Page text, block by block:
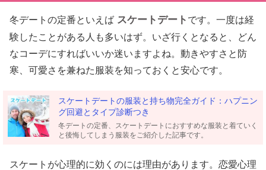
冬デートの定番といえば スケートデート です。一度は経
験したことがある人も多いはず。いざ行くとなると、どん
なコーデにすればいいか迷いますよね。動きやすさと防
寒、可愛さを兼ねた服装を知っておくと安心です。
スケートデートの服装と持ち物完全ガイド：ハプニン
グ回避とタイプ診断つき
冬デートの定番、スケートデートにおすすめな服装と着ていく
と後悔してしまう服装をご紹介した記事です。
スケートが心理的に効くのには理由があります。恋愛心理